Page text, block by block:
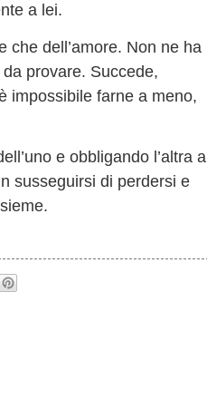
a lei.
dell’amore. Non ne ha
provare. Succede,
impossibile farne a meno,
e obbligando l’altra a
susseguirsi di perdersi e